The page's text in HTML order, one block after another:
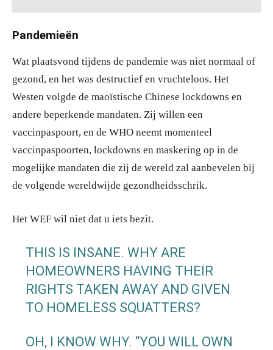
Pandemieën
Wat plaatsvond tijdens de pandemie was niet normaal of
gezond, en het was destructief en vruchteloos. Het
Westen volgde de maoïstische Chinese lockdowns en
andere beperkende mandaten. Zij willen een
vaccinpaspoort, en de WHO neemt momenteel
vaccinpaspoorten, lockdowns en maskering op in de
mogelijke mandaten die zij de wereld zal aanbevelen bij
de volgende wereldwijde gezondheidsschrik.
Het WEF wil niet dat u iets bezit.
THIS IS INSANE. WHY ARE
HOMEOWNERS HAVING THEIR
RIGHTS TAKEN AWAY AND GIVEN
TO HOMELESS SQUATTERS?
OH, I KNOW WHY. “YOU WILL OWN